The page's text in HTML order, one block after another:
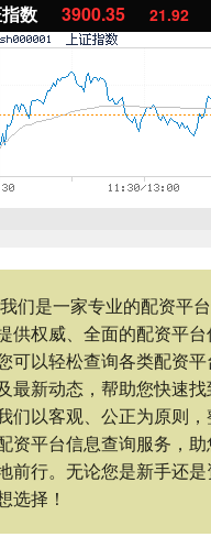
数 3900.35 21.92
们是一家专业的配资平
供权威、全面的配资平
可以轻松查询各类配资平
最新动态，帮助您快速
们以客观、公正为原则
资平台信息查询服务，
前行。无论您是新手还
选择！